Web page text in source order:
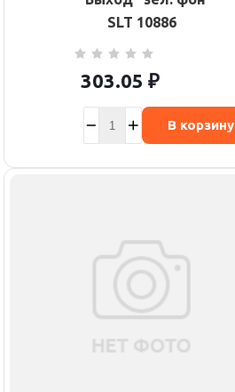
SLT 10886
303.05 ₽
В корзину